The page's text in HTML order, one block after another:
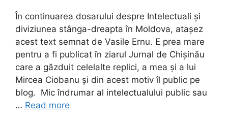
În continuarea dosarului despre Intelectuali și
diviziunea stânga-dreapta în Moldova, atașez
acest text semnat de Vasile Ernu. E prea mare
pentru a fi publicat în ziarul Jurnal de Chișinău
care a găzduit celelalte replici, a mea și a lui
Mircea Ciobanu și din acest motiv îl public pe
blog. Mic îndrumar al intelectualului public sau
… Read more